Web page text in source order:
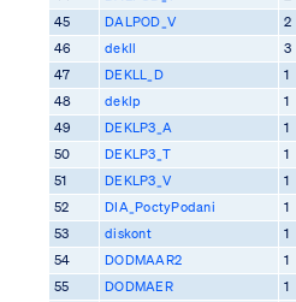
45
DALPOD_V 2
46
dekll 3
47
DEKLL_D 1
48
deklp 1
49
DEKLP3_A 1
50
DEKLP3_T 1
51
DEKLP3_V 1
52
DIA_PoctyPodani 1
53
diskont 1
54
DODMAAR2 1
55
DODMAER 1